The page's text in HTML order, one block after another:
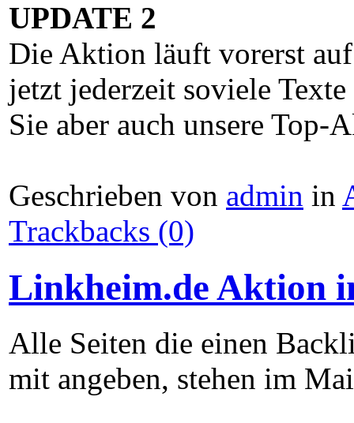
UPDATE 2
Die Aktion läuft vorerst
jetzt jederzeit soviele
Sie aber auch unsere
Geschrieben von admin in
Trackbacks (0)
Linkheim.de Aktion
Alle Seiten die einen
mit angeben, stehen im